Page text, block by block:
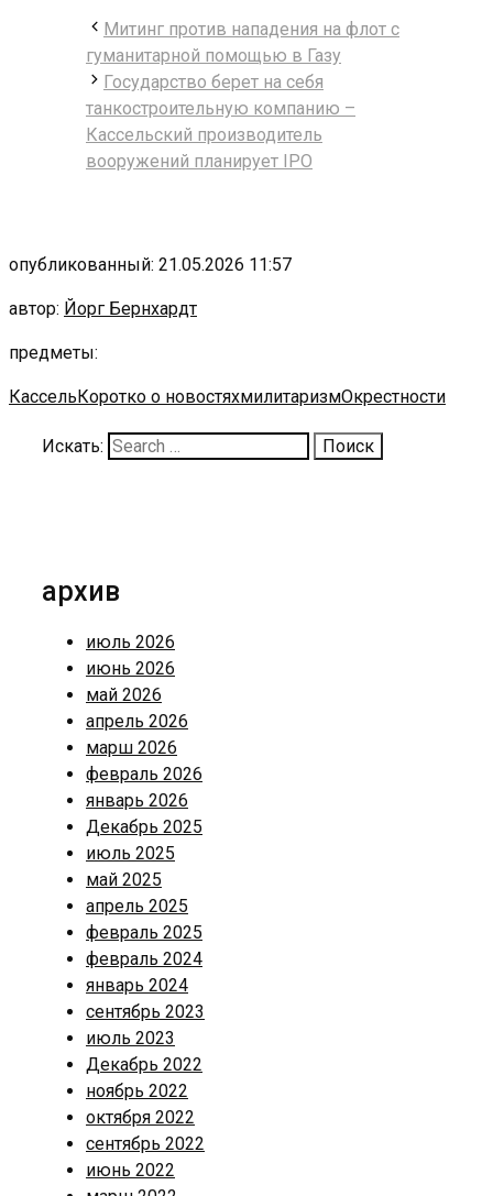
Митинг против нападения на флот с
гуманитарной помощью в Газу
Государство берет на себя
танкостроительную компанию –
Кассельский производитель
вооружений планирует IPO
опубликованный: 21.05.2026 11:57
автор: Йорг Бернхардт
предметы:
КассельКоротко о новостяхмилитаризмОкрестности
Искать:
архив
июль 2026
июнь 2026
май 2026
апрель 2026
марш 2026
февраль 2026
январь 2026
Декабрь 2025
июль 2025
май 2025
апрель 2025
февраль 2025
февраль 2024
январь 2024
сентябрь 2023
июль 2023
Декабрь 2022
ноябрь 2022
октября 2022
сентябрь 2022
июнь 2022